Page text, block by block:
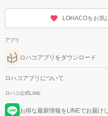
LOHACOをお気
アプリ
ロハコアプリをダウンロード
ロハコアプリについて
ロハコ公式LINE
お得な最新情報をLINEでお届け